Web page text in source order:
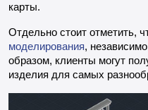
карты.
Отдельно стоит отметить,
моделирования,
образом, клиенты могут
изделия для самых